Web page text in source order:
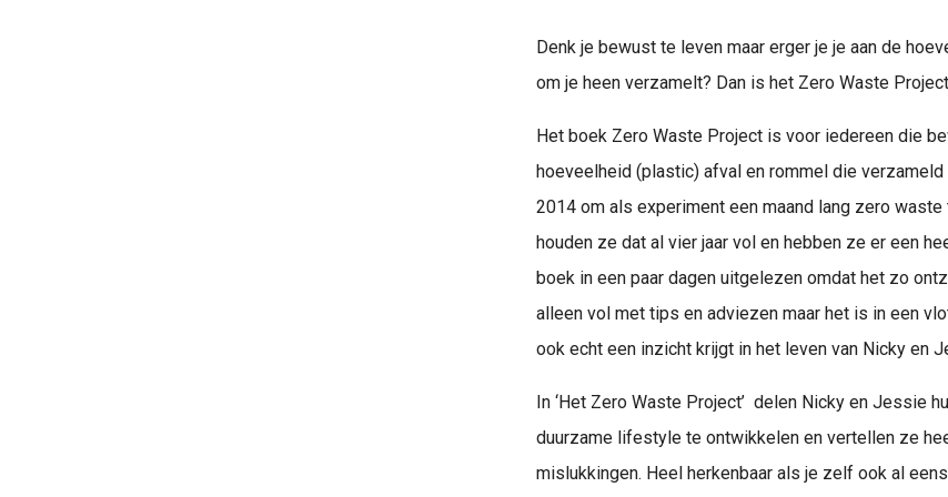
Denk je bewust te leven maar erger je je aan de
om je heen verzamelt? Dan is het Zero Waste
Het boek Zero Waste Project is voor iedereen die
hoeveelheid (plastic) afval en rommel die
2014 om als experiment een maand lang zero
houden ze dat al vier jaar vol en hebben ze er een
boek in een paar dagen uitgelezen omdat het zo
alleen vol met tips en adviezen maar het is in een
ook echt een inzicht krijgt in het leven van Nicky en
In ‘Het Zero Waste Project’ delen Nicky en Jessie
duurzame lifestyle te ontwikkelen en vertellen ze
mislukkingen. Heel herkenbaar als je zelf ook al